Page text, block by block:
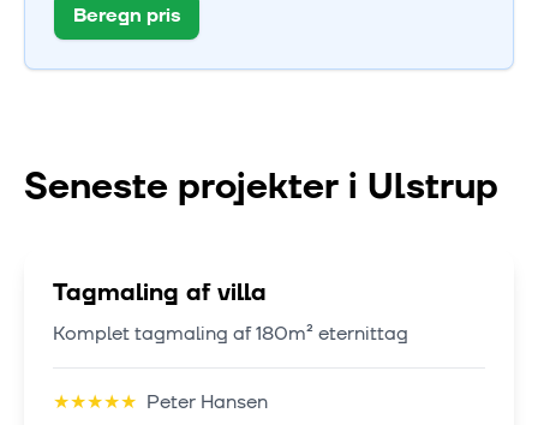
Beregn pris
Seneste projekter i Ulstrup
Tagmaling af villa
Komplet tagmaling af 180m² eternittag
★★★★★ Peter Hansen